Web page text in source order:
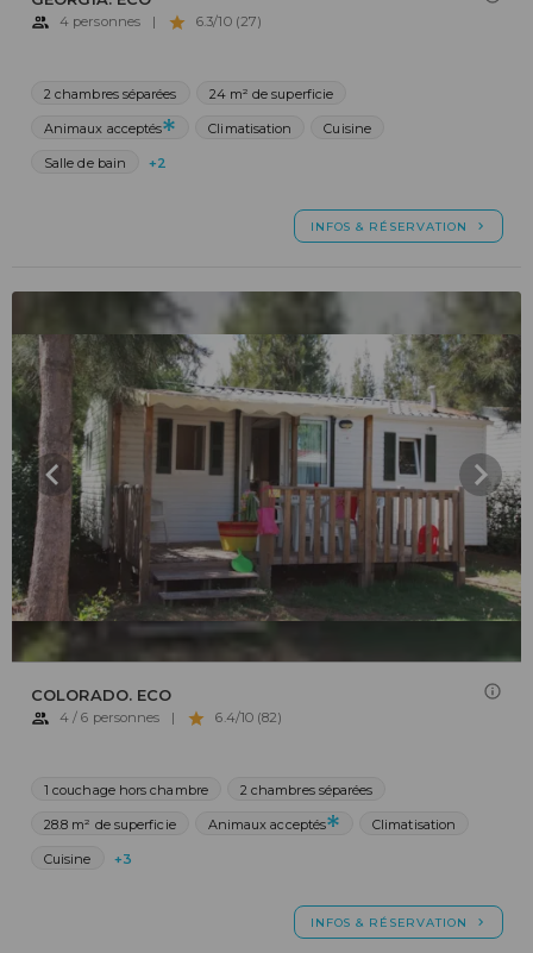
4 personnes | 6.3/10 (27)
2 chambres séparées 24 m² de superficie
Animaux acceptés Climatisation Cuisine
Salle de bain +2
INFOS & RÉSERVATION
COLORADO. ECO
4 / 6 personnes | 6.4/10 (82)
1 couchage hors chambre 2 chambres séparées
28.8 m² de superficie Animaux acceptés Climatisation
Cuisine +3
INFOS & RÉSERVATION